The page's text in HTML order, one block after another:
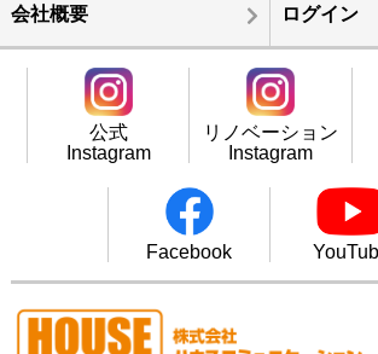
会社概要 ログイン
公式
Instagram
リノベーション
Instagram
Facebook